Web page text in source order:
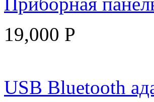
19,000 Р
USB Bluetooth